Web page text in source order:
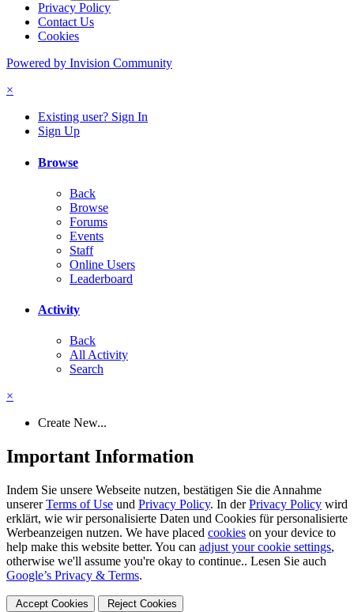
Privacy Policy
Contact Us
Cookies
Powered by Invision Community
×
Existing user? Sign In
Sign Up
Browse
Back
Browse
Forums
Events
Staff
Online Users
Leaderboard
Activity
Back
All Activity
Search
×
Create New...
Important Information
Indem Sie unsere Webseite nutzen, bestätigen Sie die Annahme
unsererTerms of Use und Privacy Policy. In derPrivacy Policy wird
erklärt, wie wir personalisierte Daten und Cookies für personalisierte
Werbeanzeigen nutzen. We have placed cookies on your device to
help make this website better. You can adjust your cookie settings,
otherwise we'll assume you're okay to continue.. Lesen Sie auch
Google’s Privacy & Terms.
Accept Cookies Reject Cookies